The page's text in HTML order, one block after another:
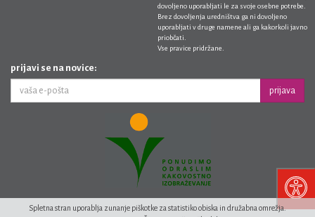
dovoljeno uporabljati le za svoje osebne potrebe.
Brez dovoljenja uredništva ga ni dovoljeno
uporabljati v druge namene ali ga kakorkoli javno
priobčati.
Vse pravice pridržane.
prijavi se na novice:
prijava
Spletna stran uporablja zunanje piškotke za statistiko obiska in družabna omrežja.